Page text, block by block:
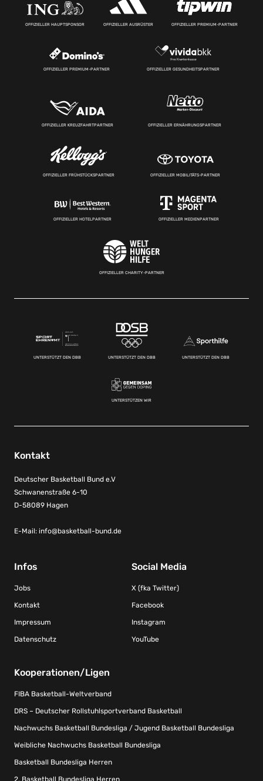
OFFIZIELLER HAUPTSPONSOR OFFIZIELLER AUSRÜSTER OFFIZIELLER PREMIUM-PARTNER
OFFIZIELLER PREMIUM-PARTNER OFFIZIELLER GESUNDHEITSPARTNER
OFFIZIELLER KREUZFAHRTPARTNER OFFIZIELLER ERNÄHRUNGSPARTNER
OFFIZIELLER FRÜHSTÜCKSPARTNER OFFIZIELLER MOBILITÄTS-PARTNER
OFFIZIELLER HOTELPARTNER OFFIZIELLER MEDIENPARTNER
OFFIZIELLER CHARITY-PARTNER
UNTERSTÜTZT DEN DBB UNTERSTÜTZT DEN DBB UNTERSTÜTZT DEN DBB
UNTERSTÜTZEN WIR
Kontakt
Deutscher Basketball Bund e.V
Schwanenstraße 6-10
D-58089 Hagen
E-Mail: info@basketball-bund.de
Infos
Jobs
Kontakt
Impressum
Datenschutz
Social Media
X (fka Twitter)
Facebook
Instagram
YouTube
Kooperationen/Ligen
FIBA Basketball-Weltverband
DRS – Deutscher Rollstuhlsportverband Basketball
Nachwuchs Basketball Bundesliga / Jugend Basketball Bundesliga
Weibliche Nachwuchs Basketball Bundesliga
Basketball Bundesliga Herren
2. Basketball Bundesliga Herren